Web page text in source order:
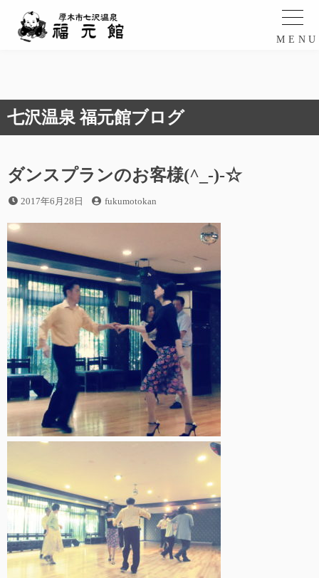
MENU
ス
キ七沢温泉 福元館ブログ
ダンスプランのお客様(^_-)-☆
投
日
2017年6月28日
投
fukumotokan